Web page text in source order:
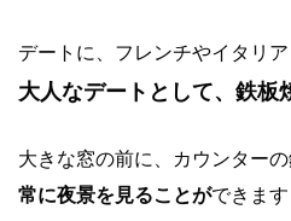
デートに、フレンチやイタリア
大人なデートとして、鉄板
大きな窓の前に、カウンターの
常に夜景を見ることができま